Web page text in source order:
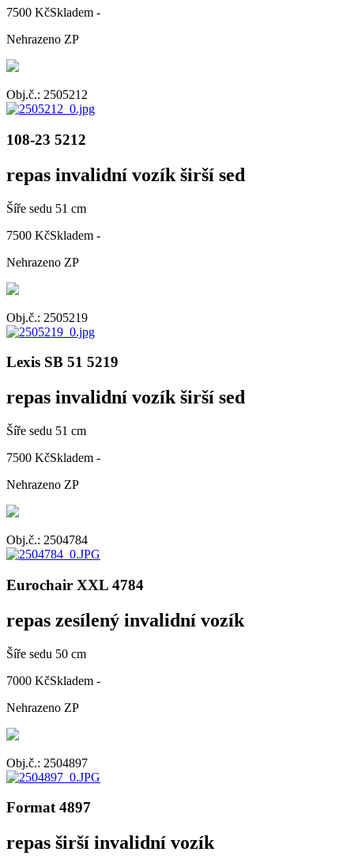
7500 KčSkladem -
Nehrazeno ZP
Obj.č.: 2505212
108-23 5212
repas invalidní vozík širší sed
Šíře sedu 51 cm
7500 KčSkladem -
Nehrazeno ZP
Obj.č.: 2505219
Lexis SB 51 5219
repas invalidní vozík širší sed
Šíře sedu 51 cm
7500 KčSkladem -
Nehrazeno ZP
Obj.č.: 2504784
Eurochair XXL 4784
repas zesílený invalidní vozík
Šíře sedu 50 cm
7000 KčSkladem -
Nehrazeno ZP
Obj.č.: 2504897
Format 4897
repas širší invalidní vozík